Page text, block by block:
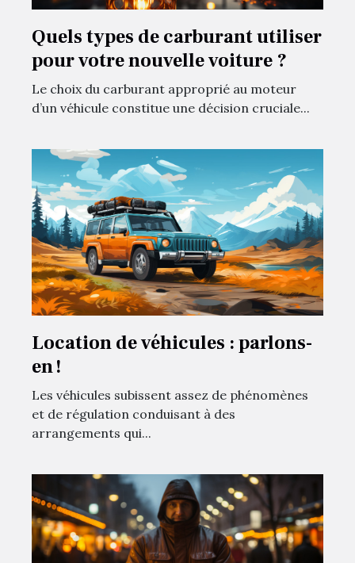
Quels types de carburant utiliser
pour votre nouvelle voiture ?
Le choix du carburant approprié au moteur
d’un véhicule constitue une décision cruciale...
Location de véhicules : parlons-
en !
Les véhicules subissent assez de phénomènes
et de régulation conduisant à des
arrangements qui...